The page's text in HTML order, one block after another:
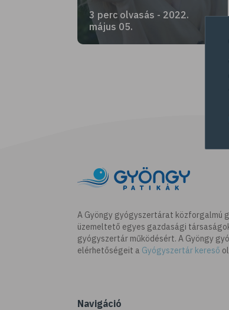
3 perc olvasás - 2022.
május 05.
A Gyöngy gyógyszertárat közforgalmú
üzemeltető egyes gazdasági
gyógyszertár működésért. A Gyöngy
elérhetőségeit a Gyógyszertár kereső
Navigáció